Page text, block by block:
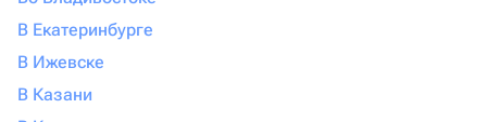
В Екатеринбурге
В Ижевске
В Казани